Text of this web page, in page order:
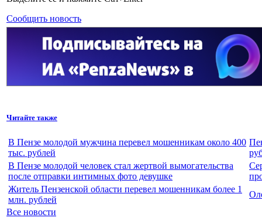
Сообщить новость
Читайте также
В Пензе молодой мужчина перевел мошенникам около 400
тыс. рублей
В Пензе молодой человек стал жертвой вымогательства
после отправки интимных фото девушке
Житель Пензенской области перевел мошенникам более 1
млн. рублей
Все новости